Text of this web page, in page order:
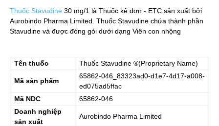
Thuốc Stavudine 30 mg/1 là Thuốc kê đơn - ETC sản xuất bởi
Aurobindo Pharma Limited. Thuốc Stavudine chứa thành phần
Stavudine và được đóng gói dưới dạng Viên con nhộng
Tên thuốc Thuốc Stavudine ®(Proprietary Name)
Mã sản phẩm
65862-046_83323ad0-d1e7-4d17-a008-
ed075ad5ffac
Mã NDC
65862-046
Doanh nghiệp
sản xuất
Aurobindo Pharma Limited